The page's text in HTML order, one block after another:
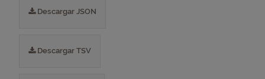
Descargar JSON
Descargar TSV